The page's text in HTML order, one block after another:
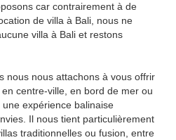
car contrairement à de
de villa à Bali, nous ne
villa à Bali et restons
nous nous attachons à vous offrir
centre-ville, en bord de mer ou
expérience balinaise
Il nous tient particulièrement
traditionnelles ou fusion, entre